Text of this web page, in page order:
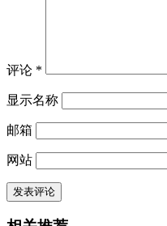
评论 *
显示名称
邮箱
网站